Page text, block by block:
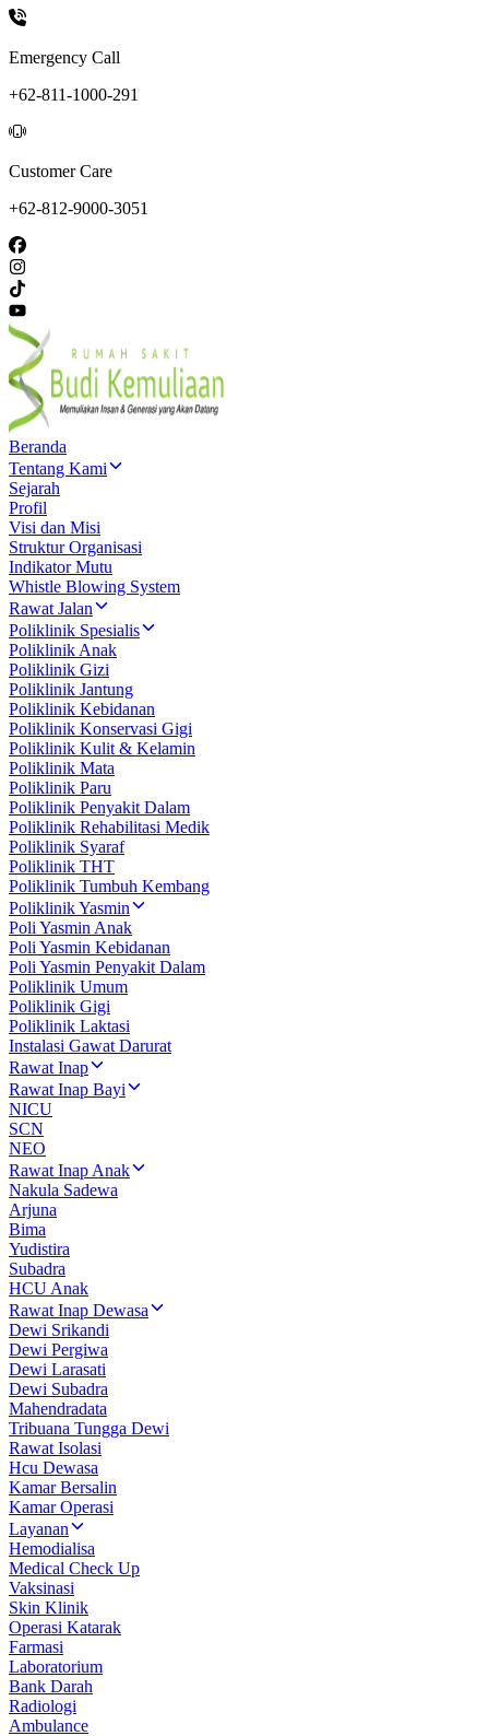
Emergency Call
+62-811-1000-291
Customer Care
+62-812-9000-3051
Beranda
Tentang Kami
Sejarah
Profil
Visi dan Misi
Struktur Organisasi
Indikator Mutu
Whistle Blowing System
Rawat Jalan
Poliklinik Spesialis
Poliklinik Anak
Poliklinik Gizi
Poliklinik Jantung
Poliklinik Kebidanan
Poliklinik Konservasi Gigi
Poliklinik Kulit & Kelamin
Poliklinik Mata
Poliklinik Paru
Poliklinik Penyakit Dalam
Poliklinik Rehabilitasi Medik
Poliklinik Syaraf
Poliklinik THT
Poliklinik Tumbuh Kembang
Poliklinik Yasmin
Poli Yasmin Anak
Poli Yasmin Kebidanan
Poli Yasmin Penyakit Dalam
Poliklinik Umum
Poliklinik Gigi
Poliklinik Laktasi
Instalasi Gawat Darurat
Rawat Inap
Rawat Inap Bayi
NICU
SCN
NEO
Rawat Inap Anak
Nakula Sadewa
Arjuna
Bima
Yudistira
Subadra
HCU Anak
Rawat Inap Dewasa
Dewi Srikandi
Dewi Pergiwa
Dewi Larasati
Dewi Subadra
Mahendradata
Tribuana Tungga Dewi
Rawat Isolasi
Hcu Dewasa
Kamar Bersalin
Kamar Operasi
Layanan
Hemodialisa
Medical Check Up
Vaksinasi
Skin Klinik
Operasi Katarak
Farmasi
Laboratorium
Bank Darah
Radiologi
Ambulance